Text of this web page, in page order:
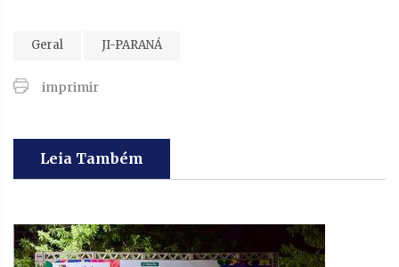
Geral JI-PARANÁ
imprimir
Leia Também